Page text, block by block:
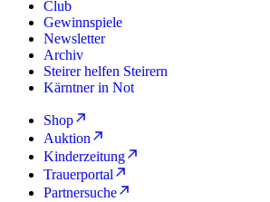
Club
Gewinnspiele
Newsletter
Archiv
Steirer helfen Steirern
Kärntner in Not
Shop
Auktion
Kinderzeitung
Trauerportal
Partnersuche